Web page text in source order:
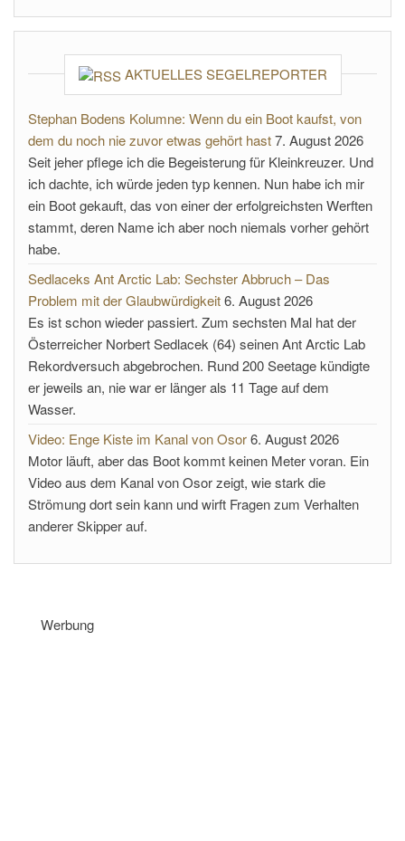
AKTUELLES SEGELREPORTER
Stephan Bodens Kolumne: Wenn du ein Boot kaufst, von
dem du noch nie zuvor etwas gehört hast7. August 2026
Seit jeher pflege ich die Begeisterung für Kleinkreuzer. Und
ich dachte, ich würde jeden typ kennen. Nun habe ich mir
ein Boot gekauft, das von einer der erfolgreichsten Werften
stammt, deren Name ich aber noch niemals vorher gehört
habe.
Sedlaceks Ant Arctic Lab: Sechster Abbruch – Das
Problem mit der Glaubwürdigkeit6. August 2026
Es ist schon wieder passiert. Zum sechsten Mal hat der
Österreicher Norbert Sedlacek (64) seinen Ant Arctic Lab
Rekordversuch abgebrochen. Rund 200 Seetage kündigte
er jeweils an, nie war er länger als 11 Tage auf dem
Wasser.
Video: Enge Kiste im Kanal von Osor6. August 2026
Motor läuft, aber das Boot kommt keinen Meter voran. Ein
Video aus dem Kanal von Osor zeigt, wie stark die
Strömung dort sein kann und wirft Fragen zum Verhalten
anderer Skipper auf.
Werbung